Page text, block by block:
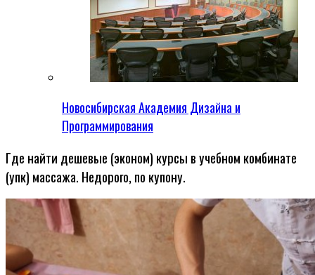
Новосибирская Академия Дизайна и
Программирования
Где найти дешевые (эконом) курсы в учебном комбинате
(упк) массажа. Недорого, по купону.